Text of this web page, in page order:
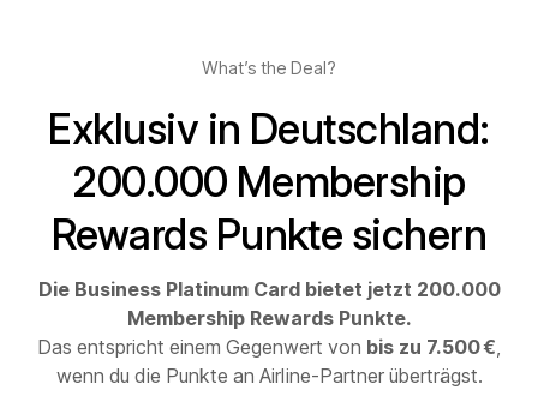
What’s the Deal?
Exklusiv in Deutschland:
200.000 Membership
Rewards Punkte sichern
Die Business Platinum Card bietet jetzt 200.000
Membership Rewards Punkte.
Das entspricht einem Gegenwert von bis zu 7.500 €
wenn du die Punkte an Airline-Partner überträgst.